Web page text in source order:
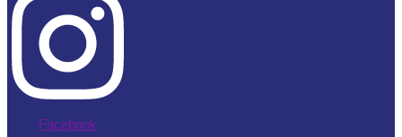
Facebook